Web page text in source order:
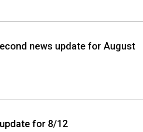
news update for August
for 8/12